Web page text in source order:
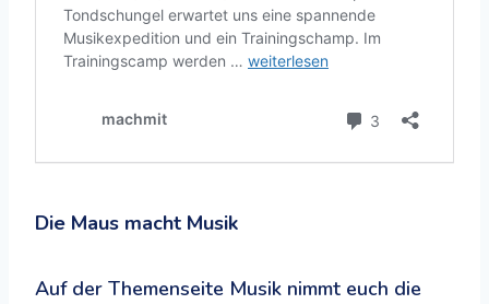
Die Maus macht Musik
Auf der Themenseite Musik nimmt euch die